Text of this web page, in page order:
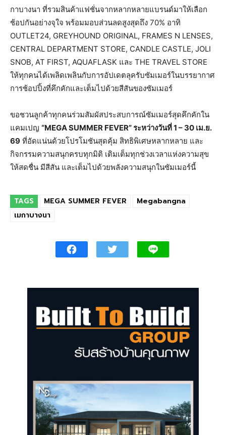
กาบางนา ที่รวมสินค้าแฟชั่นจากหลากหลายแบรนด์มาให้เลือก
ช้อปกันอย่างจุใจ พร้อมมอบส่วนลดสูงสุดถึง 70% อาทิ
OUTLET24, GREYHOUND ORIGINAL, FRAMES N LENSES,
CENTRAL DEPARTMENT STORE, CANDLE CASTLE, JOLI
SNOB, AT FIRST, AQUAFLASK และ THE TRAVEL STORE
ให้ทุกคนได้เพลิดเพลินกับการอัปเดตลุครับซัมเมอร์ในบรรยากาศ
การช้อปปิ้งที่คึกคักและเต็มไปด้วยสีสันของซัมเมอร์
ขอชวนลูกค้าทุกคนร่วมสัมผัสประสบการณ์ซัมเมอร์สุดคึกคักใน
แคมเปญ “MEGA SUMMER FEVER” ระหว่างวันที่ 1 – 30 เม.ย.
69 ที่อัดแน่นด้วยโปรโมชันสุดคุ้ม สิทธิพิเศษหลากหลาย และ
กิจกรรมความสนุกครบทุกมิติ เติมเต็มทุกช่วงเวลาแห่งความสุข
ให้สดชื่น มีสีสัน และเต็มไปด้วยพลังความสนุกในซัมเมอร์นี้
TAGS MEGA SUMMER FEVER
Megabangna
เมกาบางนา